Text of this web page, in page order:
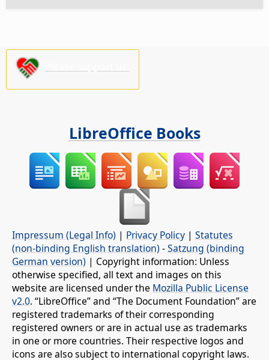
LibreOffice Books
Impressum (Legal Info) | Privacy Policy | Statutes
(non-binding English translation) -Satzung (binding
German version) | Copyright information: Unless
otherwise specified, all text and images on this
website are licensed under the Mozilla Public License
v2.0. “LibreOffice” and “The Document Foundation” are
registered trademarks of their corresponding
registered owners or are in actual use as trademarks
in one or more countries. Their respective logos and
icons are also subject to international copyright laws.